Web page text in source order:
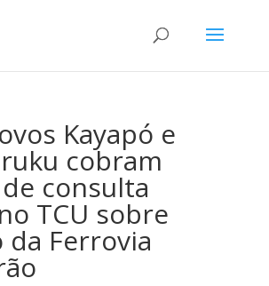
Kayapó e
cobram
consulta
TCU sobre
Ferrovia